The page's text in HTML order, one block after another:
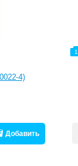
4)
Добавить
1